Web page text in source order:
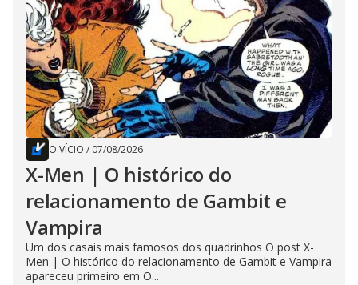
O VÍCIO / 07/08/2026
X-Men | O histórico do
relacionamento de Gambit e
Vampira
Um dos casais mais famosos dos quadrinhos O post X-
Men | O histórico do relacionamento de Gambit e Vampira
apareceu primeiro em O...